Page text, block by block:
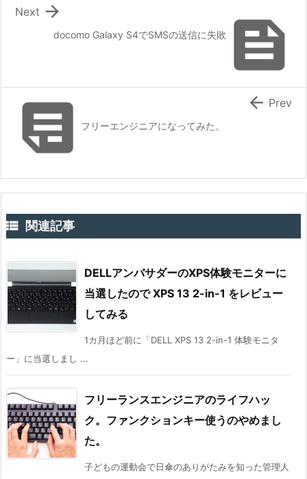

docomo Galaxy S4でSMSの送信に失敗

Next
フリーエンジニアになってみた。
 Prev
 関連記事
DELLアンバサダーのXPS体験モニターに
当選したので XPS 13 2-in-1 をレビュー
してみる
1カ月ほど前に「DELL XPS 13 2-in-1 体験モニタ
ー」に当選しまし ...
フリーランスエンジニアのライフハッ
ク。ファンクションキー使うのやめまし
た。
子どもの運動会で日傘のありがたみを知った管理人